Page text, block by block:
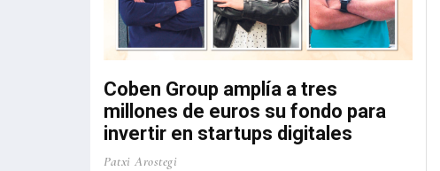
Índice de Coyuntura FVEM, que
pondera diez variables de ...
Coben Group amplía a tres
millones de euros su fondo para
invertir en startups digitales
Patxi Arostegi